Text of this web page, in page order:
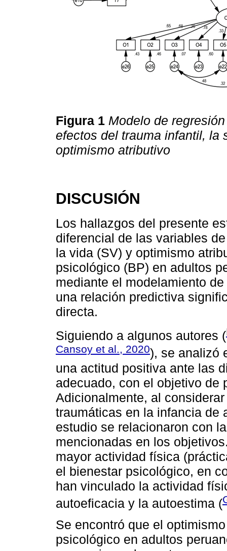
Figura 1 Modelo de
efectos del trauma infantil, la
optimismo atributivo
DISCUSIÓN
Los hallazgos del presente
diferencial de las variables
la vida (SV) y optimismo
psicológico (BP) en adultos
mediante el modelamiento
una relación predictiva
directa.
Siguiendo a algunos autores (
Cansoy et al., 2020), se analizó
una actitud positiva ante las
adecuado, con el objetivo de
Adicionalmente, al
traumáticas en la infancia de
estudio se relacionaron con
mencionadas en los
mayor actividad física
el bienestar psicológico, en
han vinculado la actividad
autoeficacia y la autoestima (
Se encontró que el
psicológico en adultos